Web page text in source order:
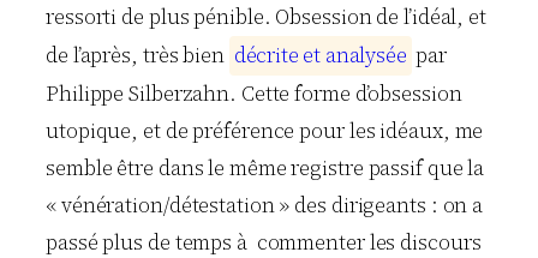
ressorti de plus pénible. Obsession de l’idéal, et
de l’après, très bien décrite et analysée par
Philippe Silberzahn. Cette forme d’obsession
utopique, et de préférence pour les idéaux, me
semble être dans le même registre passif que la
« vénération/détestation » des dirigeants : on a
passé plus de temps à commenter les discours